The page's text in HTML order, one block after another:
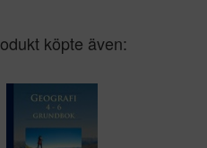
köpte även: